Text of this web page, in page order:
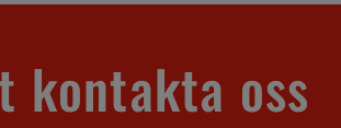
kontakta oss